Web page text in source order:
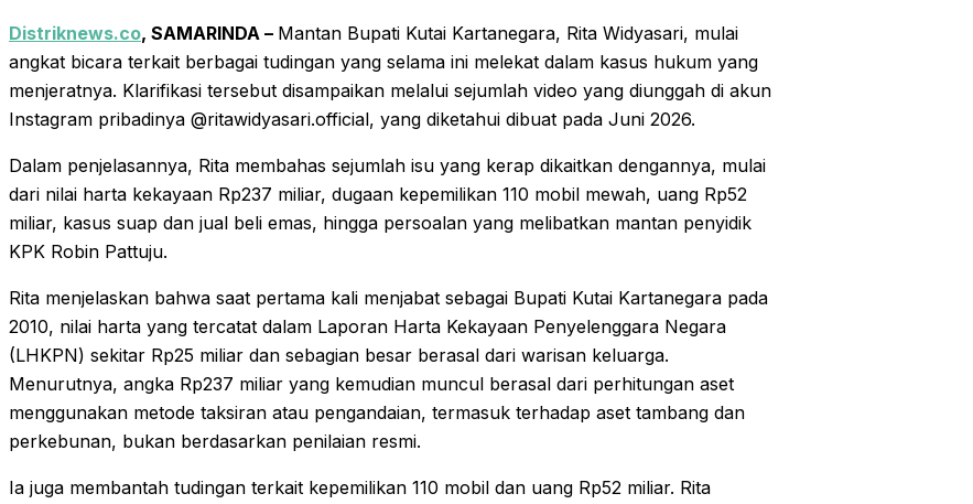
Distriknews.co, SAMARINDA – Mantan Bupati Kutai Kartanegara, Rita Widyasari, mulai
angkat bicara terkait berbagai tudingan yang selama ini melekat dalam kasus hukum yang
menjeratnya. Klarifikasi tersebut disampaikan melalui sejumlah video yang diunggah di akun
Instagram pribadinya @ritawidyasari.official, yang diketahui dibuat pada Juni 2026.
Dalam penjelasannya, Rita membahas sejumlah isu yang kerap dikaitkan dengannya, mulai
dari nilai harta kekayaan Rp237 miliar, dugaan kepemilikan 110 mobil mewah, uang Rp52
miliar, kasus suap dan jual beli emas, hingga persoalan yang melibatkan mantan penyidik
KPK Robin Pattuju.
Rita menjelaskan bahwa saat pertama kali menjabat sebagai Bupati Kutai Kartanegara pada
2010, nilai harta yang tercatat dalam Laporan Harta Kekayaan Penyelenggara Negara
(LHKPN) sekitar Rp25 miliar dan sebagian besar berasal dari warisan keluarga.
Menurutnya, angka Rp237 miliar yang kemudian muncul berasal dari perhitungan aset
menggunakan metode taksiran atau pengandaian, termasuk terhadap aset tambang dan
perkebunan, bukan berdasarkan penilaian resmi.
Ia juga membantah tudingan terkait kepemilikan 110 mobil dan uang Rp52 miliar. Rita